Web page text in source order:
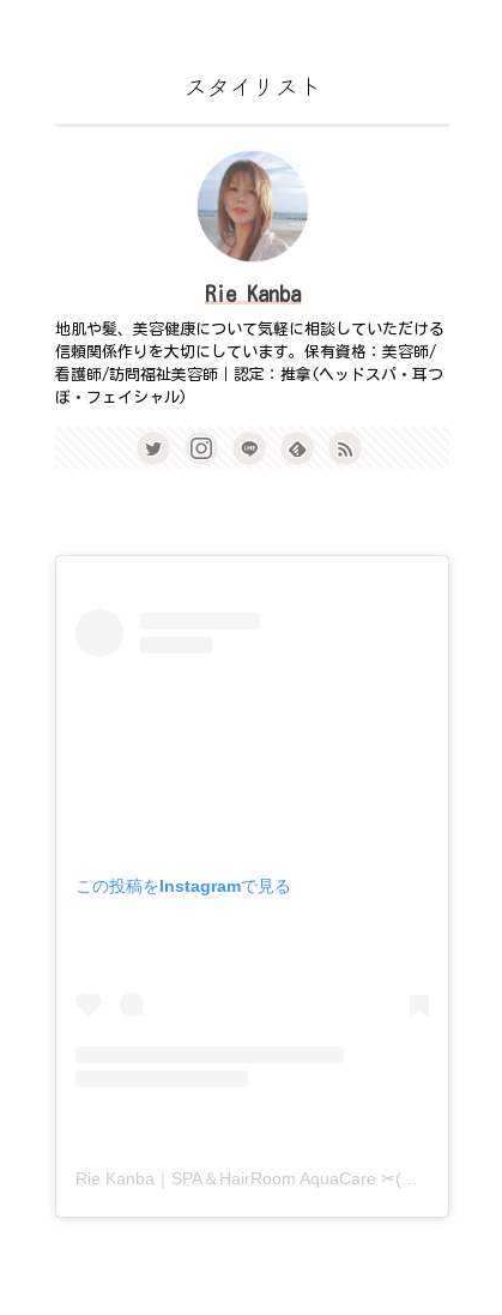
スタイリスト
Rie Kanba
地肌や髪、美容健康について気軽に相談していただける
信頼関係作りを大切にしています。保有資格：美容師/
看護師/訪問福祉美容師｜認定：推拿(ヘッドスパ・耳つ
ぼ・フェイシャル)
この投稿をInstagramで見る